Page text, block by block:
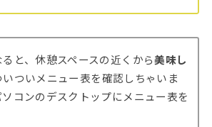
と、休憩スペースの近くから美味し
いついメニュー表を確認しちゃいま
コンのデスクトップにメニュー表を